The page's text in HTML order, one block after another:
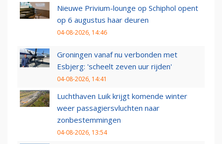
Nieuwe Privium-lounge op Schiphol opent
op 6 augustus haar deuren
04-08-2026, 14:46
Groningen vanaf nu verbonden met
Esbjerg: 'scheelt zeven uur rijden'
04-08-2026, 14:41
Luchthaven Luik krijgt komende winter
weer passagiersvluchten naar
zonbestemmingen
04-08-2026, 13:54